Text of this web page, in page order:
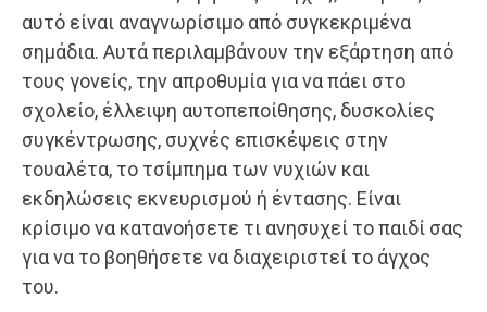
αυτό είναι αναγνωρίσιμο από συγκεκριμένα
σημάδια. Αυτά περιλαμβάνουν την εξάρτηση από
τους γονείς, την απροθυμία για να πάει στο
σχολείο, έλλειψη αυτοπεποίθησης, δυσκολίες
συγκέντρωσης, συχνές επισκέψεις στην
τουαλέτα, το τσίμπημα των νυχιών και
εκδηλώσεις εκνευρισμού ή έντασης. Είναι
κρίσιμο να κατανοήσετε τι ανησυχεί το παιδί σας
για να το βοηθήσετε να διαχειριστεί το άγχος
του.